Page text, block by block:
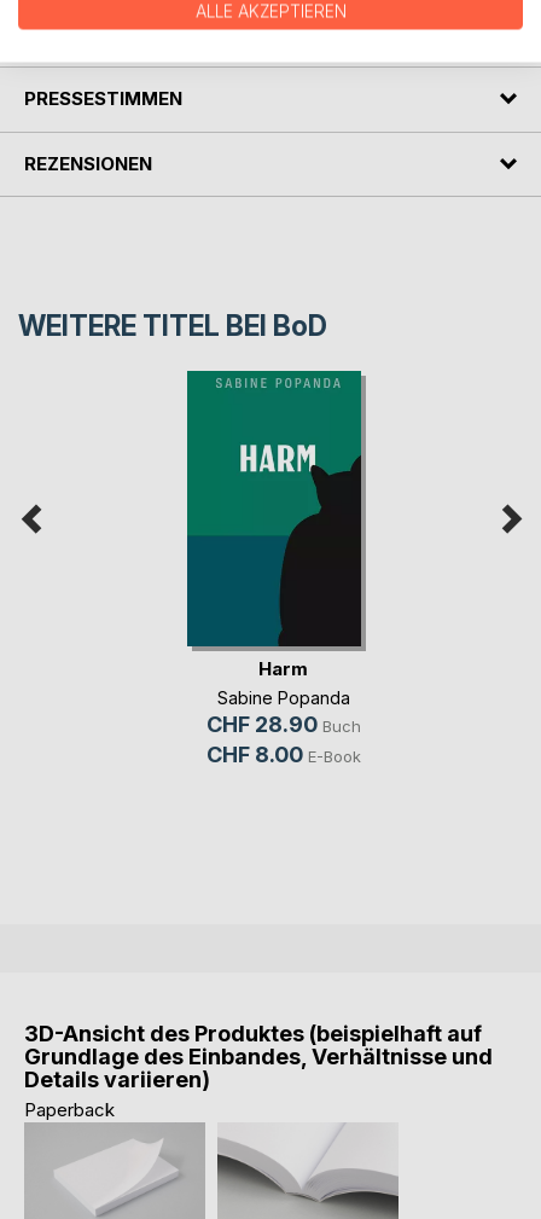
AUTOR/IN
PRESSESTIMMEN
REZENSIONEN
WEITERE TITEL BEI BoD
Harm
Sabine Popanda
CHF 28.90 Buch
CHF 8.00 E-Book
3D-Ansicht des Produktes (beispielhaft auf
Grundlage des Einbandes, Verhältnisse und
Details variieren)
Paperback
ALLE AKZEPTIEREN